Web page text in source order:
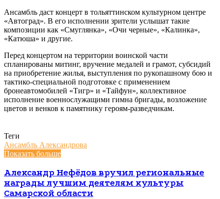
Ансамбль даст концерт в тольяттинском культурном центре
«Автоград». В его исполнении зрители услышат такие
композиции как «Смуглянка», «Очи черные», «Калинка»,
«Катюша» и другие.
Перед концертом на территории воинской части
спланированы митинг, вручение медалей и грамот, субсидий
на приобретение жилья, выступления по рукопашному бою и
тактико-специальной подготовке с применением
бронеавтомобилей «Тигр» и «Тайфун», коллективное
исполнение военнослужащими гимна бригады, возложение
цветов и венков к памятнику героям-разведчикам.
Теги
Ансамбль Александрова
Показать больше
Александр Нефёдов вручил региональные
награды лучшим деятелям культуры
Самарской области